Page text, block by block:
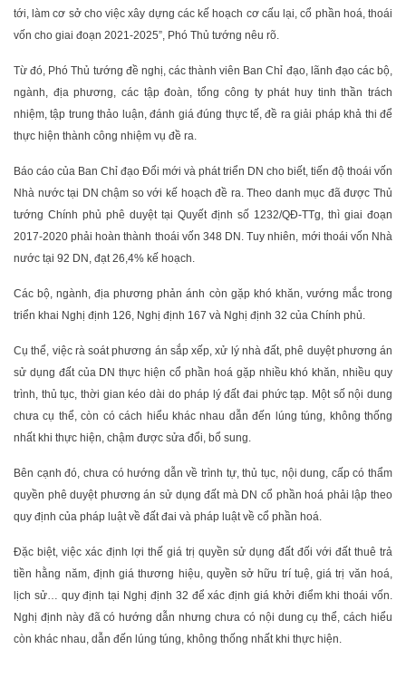
tới, làm cơ sở cho việc xây dựng các kế hoạch cơ cấu lại, cổ phần hoá, thoái
vốn cho giai đoạn 2021-2025”, Phó Thủ tướng nêu rõ.
Từ đó, Phó Thủ tướng đề nghị, các thành viên Ban Chỉ đạo, lãnh đạo các bộ,
ngành, địa phương, các tập đoàn, tổng công ty phát huy tinh thần trách
nhiệm, tập trung thảo luận, đánh giá đúng thực tế, đề ra giải pháp khả thi để
thực hiện thành công nhiệm vụ đề ra.
Báo cáo của Ban Chỉ đạo Đổi mới và phát triển DN cho biết, tiến độ thoái vốn
Nhà nước tại DN chậm so với kế hoạch đề ra. Theo danh mục đã được Thủ
tướng Chính phủ phê duyệt tại Quyết định số 1232/QĐ-TTg, thì giai đoạn
2017-2020 phải hoàn thành thoái vốn 348 DN. Tuy nhiên, mới thoái vốn Nhà
nước tại 92 DN, đạt 26,4% kế hoạch.
Các bộ, ngành, địa phương phản ánh còn gặp khó khăn, vướng mắc trong
triển khai Nghị định 126, Nghị định 167 và Nghị định 32 của Chính phủ.
Cụ thể, việc rà soát phương án sắp xếp, xử lý nhà đất, phê duyệt phương án
sử dụng đất của DN thực hiện cổ phần hoá gặp nhiều khó khăn, nhiều quy
trình, thủ tục, thời gian kéo dài do pháp lý đất đai phức tạp. Một số nội dung
chưa cụ thể, còn có cách hiểu khác nhau dẫn đến lúng túng, không thống
nhất khi thực hiện, chậm được sửa đổi, bổ sung.
Bên cạnh đó, chưa có hướng dẫn về trình tự, thủ tục, nội dung, cấp có thẩm
quyền phê duyệt phương án sử dụng đất mà DN cổ phần hoá phải lập theo
quy định của pháp luật về đất đai và pháp luật về cổ phần hoá.
Đặc biệt, việc xác định lợi thế giá trị quyền sử dụng đất đối với đất thuê trả
tiền hằng năm, định giá thương hiệu, quyền sở hữu trí tuệ, giá trị văn hoá,
lịch sử… quy định tại Nghị định 32 để xác định giá khởi điểm khi thoái vốn.
Nghị định này đã có hướng dẫn nhưng chưa có nội dung cụ thể, cách hiểu
còn khác nhau, dẫn đến lúng túng, không thống nhất khi thực hiện.